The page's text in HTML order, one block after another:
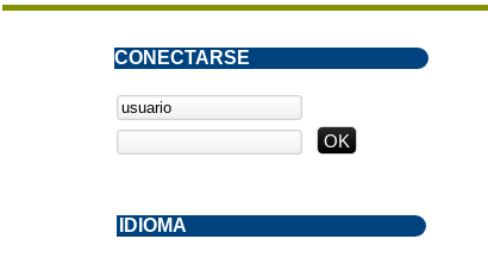
CONECTARSE
IDIOMA